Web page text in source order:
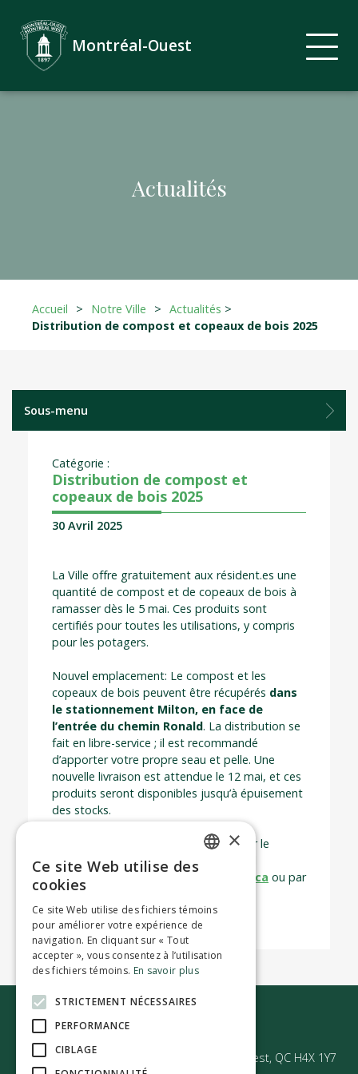
Actualités
Montréal-Ouest
Accueil > Notre Ville > Actualités >
Distribution de compost et copeaux de bois 2025
Sous-menu
Distribution de compost et
copeaux de bois 2025
Catégorie :
30 Avril 2025
La Ville offre gratuitement aux résident.es une
quantité de compost et de copeaux de bois à
ramasser dès le 5 mai. Ces produits sont
certifiés pour toutes les utilisations, y compris
pour les potagers.
Nouvel emplacement: Le compost et les
copeaux de bois peuvent être récupérés dans
le stationnement Milton, en face de
l’entrée du chemin Ronald. La distribution se
fait en libre-service ; il est recommandé
d’apporter votre propre seau et pelle. Une
nouvelle livraison est attendue le 12 mai, et ces
produits seront disponibles jusqu’à épuisement
des stocks.
Pour toute question, veuillez contacter le
Service des travaux publics par courriel
à travauxpublics@montreal-ouest.ca ou par
téléphone au 514-485-8597.
Nous joindre
50 Avenue Westminster Sud | Montréal-Ouest, QC H4X 1Y7
×
Ce site Web utilise des
cookies
Ce site Web utilise des fichiers témoins
pour améliorer votre expérience de
navigation. En cliquant sur « Tout
accepter », vous consentez à l’utilisation
des fichiers témoins. En savoir plus
STRICTEMENT NÉCESSAIRES
PERFORMANCE
CIBLAGE